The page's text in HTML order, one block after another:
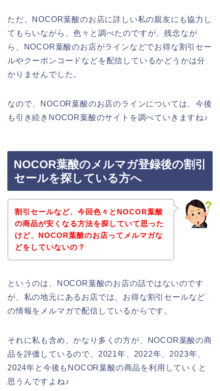
ただ、NOCOR葉酸のお店に詳しい私の親友にも協力し
てもらいながら、色々と調べたのですが、残念なが
ら、NOCOR葉酸のお店がラインなどでお得な割引セー
ルやクーポンコードなどを配信しているかどうかは分
かりませんでした。
なので、NOCOR葉酸のお店のラインについては、今後
も引き続きNOCOR葉酸のサイトを調べていきますね♪
NOCOR葉酸のメルマガ登録後の割引
セールを探している方へ
割引セールなど、今回色々とNOCOR葉酸
の商品が安くなる方法を探していて思った
けど、NOCOR葉酸のお店ってメルマガな
どをしていないの？
というのは、NOCOR葉酸のお店の話ではないのです
が、私の地元にあるお店では、お得な割引セールなど
の情報をメルマガで配信しているからです。
それに私も含め、かなり多くの方が、NOCOR葉酸の商
品を評価しているので、2021年、2022年、2023年、
2024年と今後もNOCOR葉酸の商品を利用していくと
思うんですよね♪